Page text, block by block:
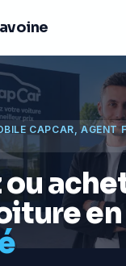
CAPCAR, AGENT
ou